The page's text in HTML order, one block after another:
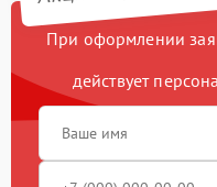
При оформлении
действует